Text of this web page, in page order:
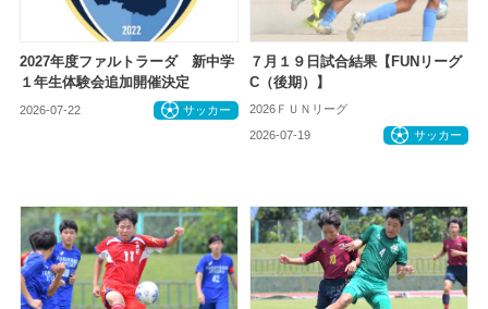
2027年度ファルトラーダ 新中学
１年生体験会追加開催決定
2026-07-22 サッカー
７月１９日試合結果【FUNリーグ
C（後期）】
2026ＦＵＮリーグ
2026-07-19 サッカー